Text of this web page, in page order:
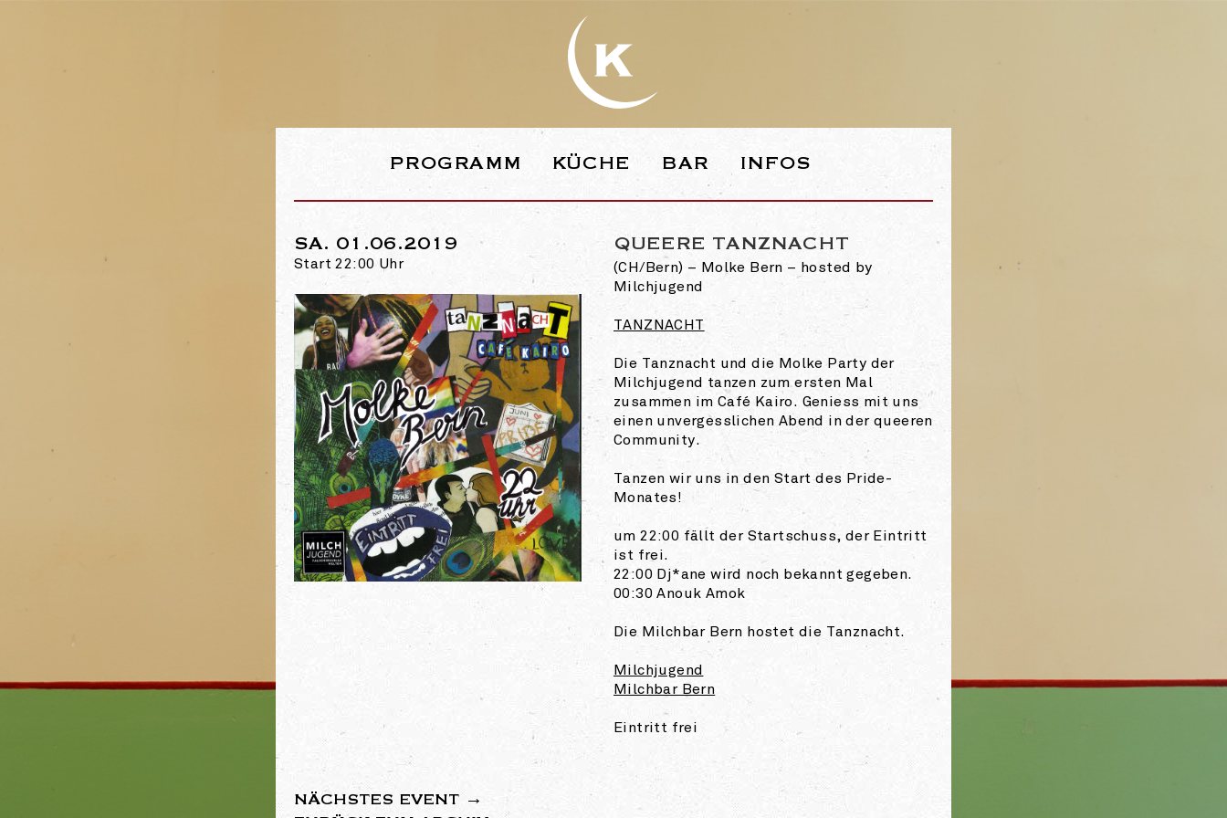
PROGRAMM KÜCHE BAR INFOS
SA. 01.06.2019
Start 22:00 Uhr
QUEERE TANZNACHT
(CH/Bern) – Molke Bern – hosted by
Milchjugend
TANZNACHT
Die Tanznacht und die Molke Party der
Milchjugend tanzen zum ersten Mal
zusammen im Café Kairo. Geniess mit uns
einen unvergesslichen Abend in der queeren
Community.
Tanzen wir uns in den Start des Pride-
Monates!
um 22:00 fällt der Startschuss, der Eintritt
ist frei.
22:00 Dj*ane wird noch bekannt gegeben.
00:30 Anouk Amok
Die Milchbar Bern hostet die Tanznacht.
Milchjugend
Milchbar Bern
Eintritt frei
NÄCHSTES EVENT →